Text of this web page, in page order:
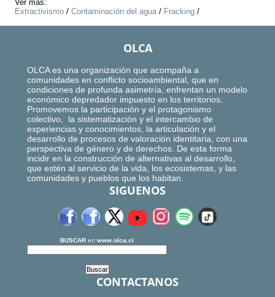
Ver más:
Extractivismo / Contaminación del agua/ Fracking /
OLCA
OLCA es una organización que acompaña a
comunidades en conflicto socioambiental, que en
condiciones de profunda asimetría, enfrentan un modelo
económico depredador impuesto en los territorios.
Promovemos la participación y el protagonismo
colectivo, la sistematización y el intercambio de
experiencias y conocimientos, la articulación y el
desarrollo de procesos de valoración identitaria, con una
perspectiva de género y de derechos. De esta forma
incidir en la construcción de alternativas al desarrollo,
que estén al servicio de la vida, los ecosistemas, y las
comunidades y pueblos que los habitan.
SIGUENOS
BUSCAR en www.olca.cl
CONTACTANOS